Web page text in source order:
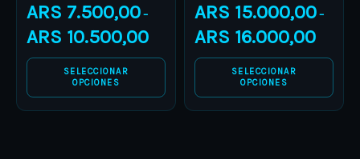
ARS 7.500,00 –
ARS 10.500,00
SELECCIONAR
OPCIONES
may
be
chosen
on
the
ARS 15.000,00 –
ARS 16.000,00
SELECCIONAR
OPCIONES
may
be
chosen
on
the